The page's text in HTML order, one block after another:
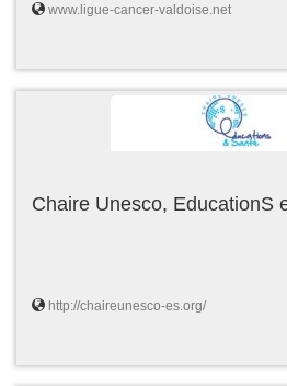
www.ligue-cancer-valdoise.net
Chaire Unesco, EducationS
http://chaireunesco-es.org/